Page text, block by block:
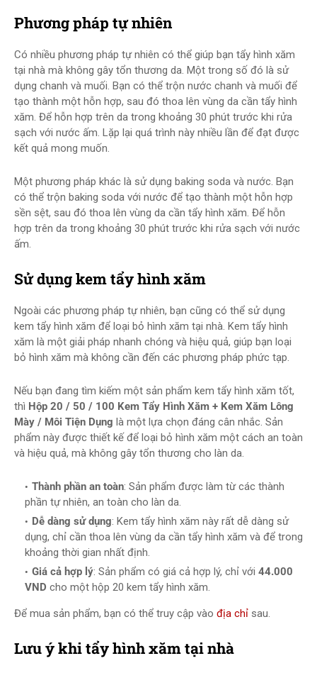
Phương pháp tự nhiên
Có nhiều phương pháp tự nhiên có thể giúp bạn tẩy hình xăm
tại nhà mà không gây tổn thương da. Một trong số đó là sử
dụng chanh và muối. Bạn có thể trộn nước chanh và muối để
tạo thành một hỗn hợp, sau đó thoa lên vùng da cần tẩy hình
xăm. Để hỗn hợp trên da trong khoảng 30 phút trước khi rửa
sạch với nước ấm. Lặp lại quá trình này nhiều lần để đạt được
kết quả mong muốn.
Một phương pháp khác là sử dụng baking soda và nước. Bạn
có thể trộn baking soda với nước để tạo thành một hỗn hợp
sền sệt, sau đó thoa lên vùng da cần tẩy hình xăm. Để hỗn
hợp trên da trong khoảng 30 phút trước khi rửa sạch với nước
ấm.
Sử dụng kem tẩy hình xăm
Ngoài các phương pháp tự nhiên, bạn cũng có thể sử dụng
kem tẩy hình xăm để loại bỏ hình xăm tại nhà. Kem tẩy hình
xăm là một giải pháp nhanh chóng và hiệu quả, giúp bạn loại
bỏ hình xăm mà không cần đến các phương pháp phức tạp.
Nếu bạn đang tìm kiếm một sản phẩm kem tẩy hình xăm tốt,
thì Hộp 20 / 50 / 100 Kem Tẩy Hình Xăm + Kem Xăm Lông
Mày / Môi Tiện Dụng là một lựa chọn đáng cân nhắc. Sản
phẩm này được thiết kế để loại bỏ hình xăm một cách an toàn
và hiệu quả, mà không gây tổn thương cho làn da.
Thành phần an toàn: Sản phẩm được làm từ các thành
phần tự nhiên, an toàn cho làn da.
Dễ dàng sử dụng: Kem tẩy hình xăm này rất dễ dàng sử
dụng, chỉ cần thoa lên vùng da cần tẩy hình xăm và để trong
khoảng thời gian nhất định.
Giá cả hợp lý: Sản phẩm có giá cả hợp lý, chỉ với 44.000
VND cho một hộp 20 kem tẩy hình xăm.
Để mua sản phẩm, bạn có thể truy cập vào địa chỉ sau.
Lưu ý khi tẩy hình xăm tại nhà